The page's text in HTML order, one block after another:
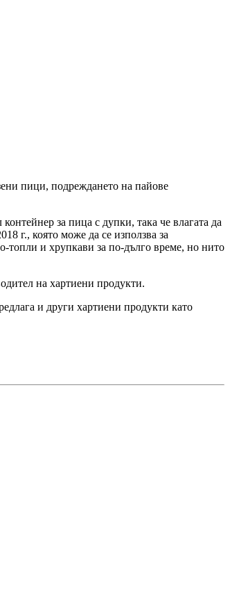
пици, подреждането на пайове
за пица с дупки, така че влагата да
г., която може да се използва за
топли и хрупкави за по-дълго време, но нито
на хартиени продукти.
и други хартиени продукти като